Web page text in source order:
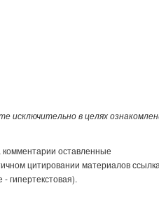
исключительно в целях
комментарии оставленные
цитировании материалов
гипертекстовая).